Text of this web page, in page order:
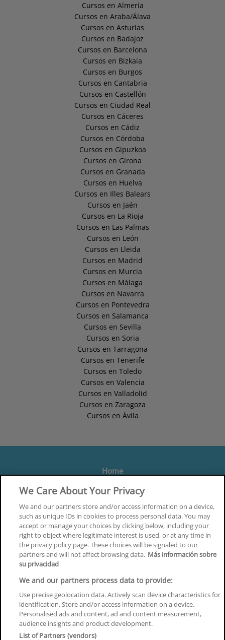
Cursos en Almería
Cursos en Araba/Álava
Cursos en Asturias
Cursos en Badajoz
Cursos en Barcelona
Cursos en Bizkaia
Cursos en Burgos
Cursos en Cantabria
Cursos en Castellón
Cursos en Ciudad Real
Cursos en Cáceres
Cursos en Cádiz
Cursos en Córdoba
Cursos en Gipuzkoa
Cursos en Girona
Cursos en Granada
Cursos en Huelva
Cursos en Illes Balears
Cursos en Jaén
Cursos en La Rioja
Cursos en Las Palmas
Cursos en León
Cursos en Lleida
Cursos en Madrid
Cursos en Murcia
Cursos en Málaga
Cursos en Navarra
Cursos en Pontevedra
Cursos en Salamanca
Cursos en Sevilla
Cursos en Soria
Cursos en Tarragona
Cursos en Tenerife
Cursos en Toledo
Cursos en Valencia
Cursos en Valladolid
Cursos en Zaragoza
Cursos en Ávila
Home
Formación
Centros
Orientación
Quiénes somos
Contacta
Política de Privacidad
Política de Cookies
Canal Ético
We Care About Your Privacy
We and our partners store and/or access information on a device,
such as unique IDs in cookies to process personal data. You may
accept or manage your choices by clicking below, including your
right to object where legitimate interest is used, or at any time in
the privacy policy page. These choices will be signaled to our
partners and will not affect browsing data. Más información sobre
su privacidad
We and our partners process data to provide:
Use precise geolocation data. Actively scan device characteristics for
identification. Store and/or access information on a device.
Personalised ads and content, ad and content measurement,
audience insights and product development.
List of Partners (vendors)